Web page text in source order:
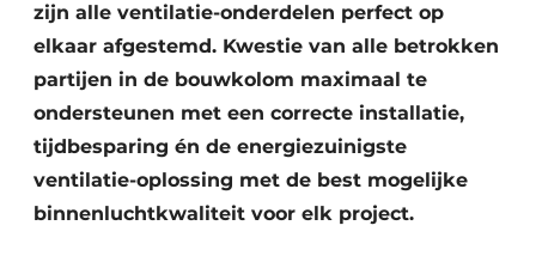
zijn alle ventilatie-onderdelen perfect op
elkaar afgestemd. Kwestie van alle betrokken
partijen in de bouwkolom maximaal te
ondersteunen met een correcte installatie,
tijdbesparing én de energiezuinigste
ventilatie-oplossing met de best mogelijke
binnenluchtkwaliteit voor elk project.